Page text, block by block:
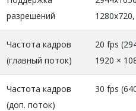
разрешений
Частота кадров
(главный поток)
20 fps
1920 ×
Частота кадров
(доп. поток)
30 fps